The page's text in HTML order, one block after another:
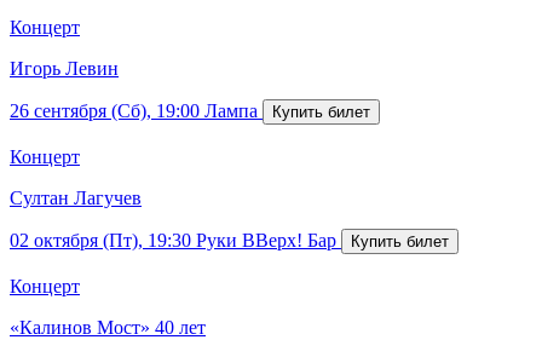
Концерт
Игорь Левин
26 сентября (Сб), 19:00 Лампа
Концерт
Султан Лагучев
02 октября (Пт), 19:30 Руки ВВерх! Бар
Концерт
«Калинов Мост» 40 лет